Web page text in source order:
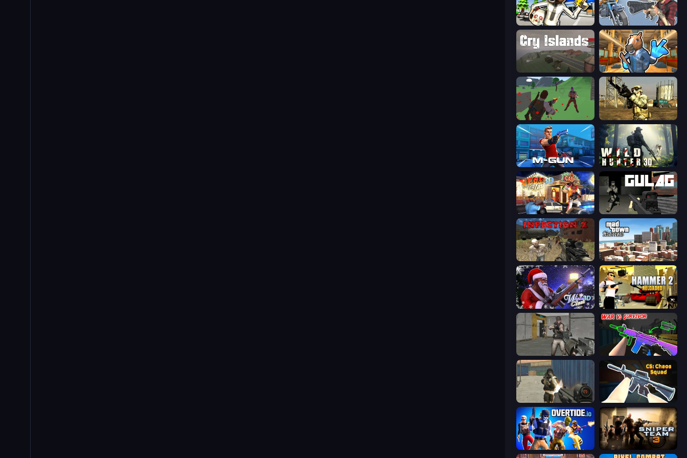
Bank Robbery: Escape Shoot and Drive
Bank Robbery 2
Battle Royale Survival Mountain Operation
Muscle Gun.IO Wild Hunter 3D
Vegas Clash 3D Gulag
Infection Z Mad Town Andreas: Mafia Storie
Winter Clash 3D Hammer 2
Warfare Area War V: Survivor
Masked Forces CS: Chaos Squad
Overtide.io Sniper Team 3